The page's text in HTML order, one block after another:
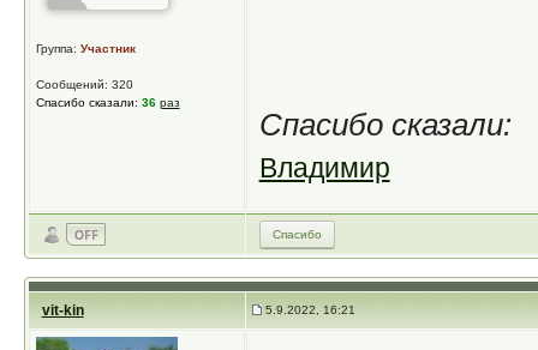
Группа: Участник
Сообщений: 320
Спасибо сказали: 36 раз
Спасибо сказали:
Владимир
Спасибо
vit-kin 5.9.2022, 16:21